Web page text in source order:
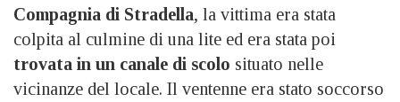
Compagnia di Stradella, la vittima era stata
colpita al culmine di una lite ed era stata poi
trovata in un canale di scolo situato nelle
vicinanze del locale. Il ventenne era stato soccorso